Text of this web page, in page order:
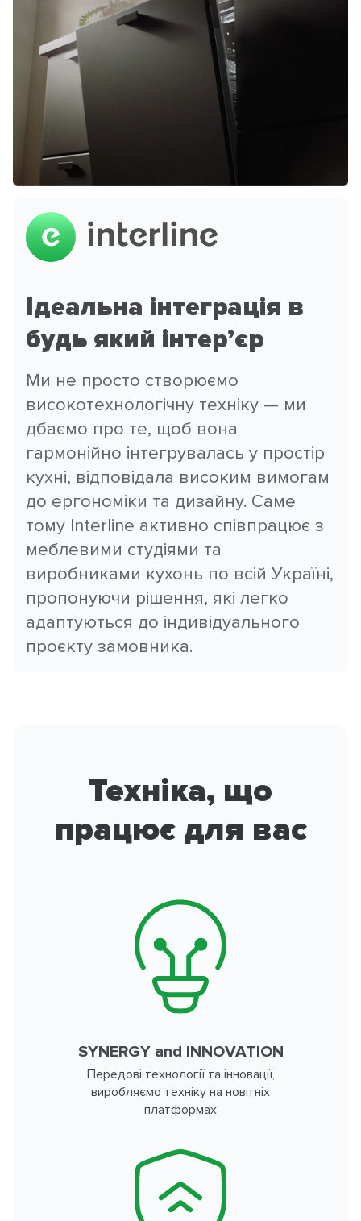
Ідеальна інтеграція в
будь який інтер’єр
Ми не просто створюємо
високотехнологічну техніку — ми
дбаємо про те, щоб вона
гармонійно інтегрувалась у простір
кухні, відповідала високим вимогам
до ергономіки та дизайну. Саме
тому Interline активно співпрацює з
меблевими студіями та
виробниками кухонь по всій Україні,
пропонуючи рішення, які легко
адаптуються до індивідуального
проєкту замовника.
Техніка, що
працює для вас
SYNERGY and INNOVATION
Передові технології та інновації,
виробляємо техніку на новітніх
платформах